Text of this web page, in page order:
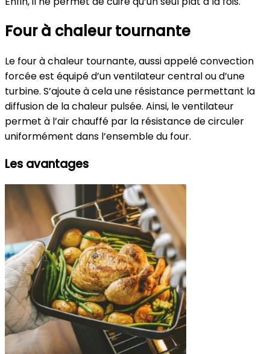
Four à chaleur tournante
Le four à chaleur tournante, aussi appelé convection
forcée est équipé d’un ventilateur central ou d’une
turbine. S’ajoute à cela une résistance permettant la
diffusion de la chaleur pulsée. Ainsi, le ventilateur
permet à l’air chauffé par la résistance de circuler
uniformément dans l’ensemble du four.
Les avantages